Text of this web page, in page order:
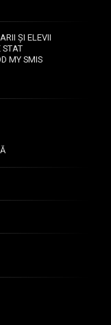
ȘI ELEVII
MY SMIS